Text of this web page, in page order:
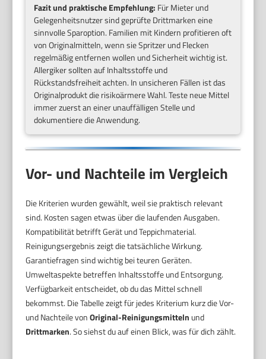
Fazit und praktische Empfehlung: Für Mieter und
Gelegenheitsnutzer sind geprüfte Drittmarken eine
sinnvolle Sparoption. Familien mit Kindern profitieren oft
von Originalmitteln, wenn sie Spritzer und Flecken
regelmäßig entfernen wollen und Sicherheit wichtig ist.
Allergiker sollten auf Inhaltsstoffe und
Rückstandsfreiheit achten. In unsicheren Fällen ist das
Originalprodukt die risikoärmere Wahl. Teste neue Mittel
immer zuerst an einer unauffälligen Stelle und
dokumentiere die Anwendung.
Vor- und Nachteile im Vergleich
Die Kriterien wurden gewählt, weil sie praktisch relevant
sind. Kosten sagen etwas über die laufenden Ausgaben.
Kompatibilität betrifft Gerät und Teppichmaterial.
Reinigungsergebnis zeigt die tatsächliche Wirkung.
Garantiefragen sind wichtig bei teuren Geräten.
Umweltaspekte betreffen Inhaltsstoffe und Entsorgung.
Verfügbarkeit entscheidet, ob du das Mittel schnell
bekommst. Die Tabelle zeigt für jedes Kriterium kurz die Vor-
und Nachteile vonOriginal-Reinigungsmitteln und
Drittmarken. So siehst du auf einen Blick, was für dich zählt.